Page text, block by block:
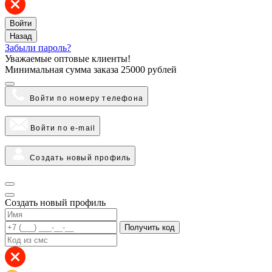
Войти
Назад
Забыли пароль?
Уважаемые оптовые клиенты!
Минимальная сумма заказа 25000 рублей
Войти по номеру телефона
Войти по e-mail
Создать новый профиль
Создать новый профиль
Получить код